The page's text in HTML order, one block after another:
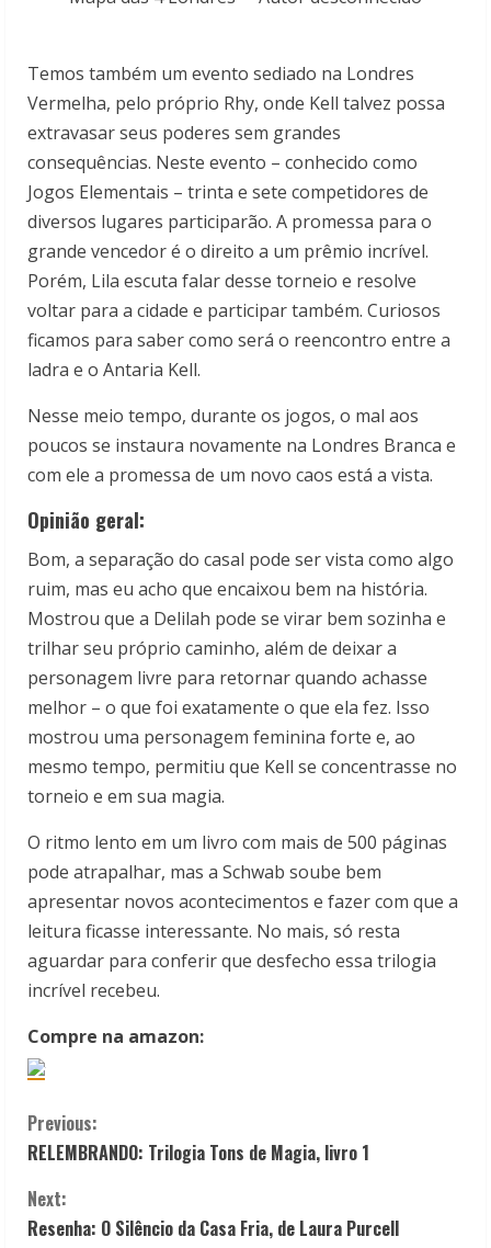
Temos também um evento sediado na Londres
Vermelha, pelo próprio Rhy, onde Kell talvez possa
extravasar seus poderes sem grandes
consequências. Neste evento – conhecido como
Jogos Elementais – trinta e sete competidores de
diversos lugares participarão. A promessa para o
grande vencedor é o direito a um prêmio incrível.
Porém, Lila escuta falar desse torneio e resolve
voltar para a cidade e participar também. Curiosos
ficamos para saber como será o reencontro entre a
ladra e o Antaria Kell.
Nesse meio tempo, durante os jogos, o mal aos
poucos se instaura novamente na Londres Branca e
com ele a promessa de um novo caos está a vista.
Opinião geral:
Bom, a separação do casal pode ser vista como algo
ruim, mas eu acho que encaixou bem na história.
Mostrou que a Delilah pode se virar bem sozinha e
trilhar seu próprio caminho, além de deixar a
personagem livre para retornar quando achasse
melhor – o que foi exatamente o que ela fez. Isso
mostrou uma personagem feminina forte e, ao
mesmo tempo, permitiu que Kell se concentrasse no
torneio e em sua magia.
O ritmo lento em um livro com mais de 500 páginas
pode atrapalhar, mas a Schwab soube bem
apresentar novos acontecimentos e fazer com que a
leitura ficasse interessante. No mais, só resta
aguardar para conferir que desfecho essa trilogia
incrível recebeu.
Compre na amazon:
C
o
n
Previous:
RELEMBRANDO: Trilogia Tons de Magia, livro 1
Next:
Resenha: O Silêncio da Casa Fria, de Laura Purcell